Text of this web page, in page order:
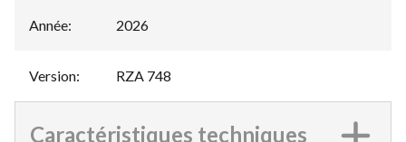
Année: 2026
Version: RZA 748
Caractéristiques techniques